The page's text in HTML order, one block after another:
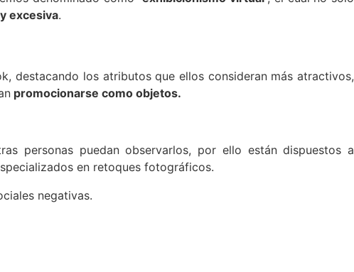
excesiva.
destacando los atributos que ellos consideran más atractivos,
promocionarse como objetos.
personas puedan observarlos, por ello están dispuestos a
en retoques fotográficos.
negativas.